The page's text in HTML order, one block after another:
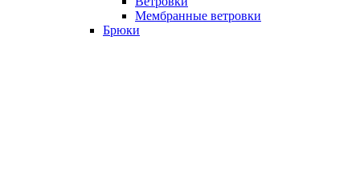
Мембранные ветровки
Брюки